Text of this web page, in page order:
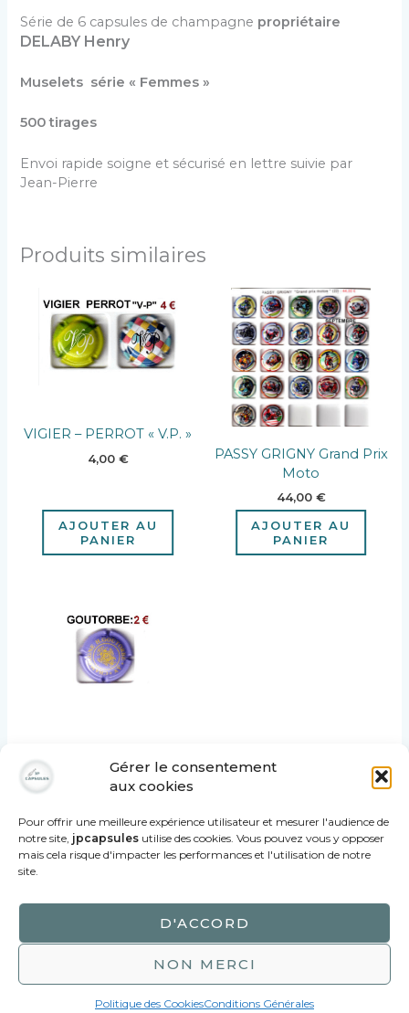
Gérer le consentement
aux cookies
Pour offrir une meilleure expérience utilisateur et mesurer l'audience de
notre site, jpcapsules utilise des cookies. Vous pouvez vous y opposer
mais cela risque d'impacter les performances et l'utilisation de notre
site.
D'ACCORD
NON MERCI
Politique des CookiesConditions Générales
Série de 6 capsules de champagne propriétaire
DELABY Henry
Muselets série « Femmes »
500 tirages
Envoi rapide soigne et sécurisé en lettre suivie par
Jean-Pierre
Produits similaires
VIGIER – PERROT « V.P. »
4,00 €
AJOUTER AU
PANIER
PASSY GRIGNY Grand Prix
Moto
44,00 €
AJOUTER AU
PANIER
2,00€
PANIER